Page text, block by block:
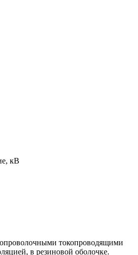
кВ
токопроводящими
в резиновой оболочке.